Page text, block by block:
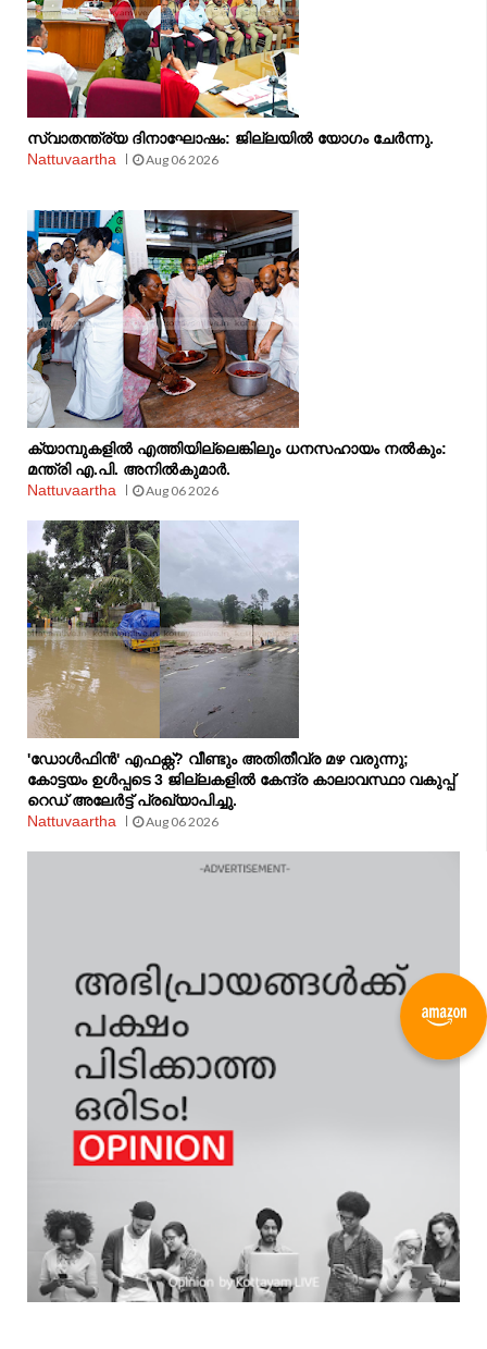
സ്വാതന്ത്ര്യ ദിനാഘോഷം: ജില്ലയിൽ യോഗം ചേർന്നു.
Nattuvaartha
Aug 06 2026
ക്യാമ്പുകളിൽ എത്തിയില്ലെങ്കിലും ധനസഹായം നൽകും:
മന്ത്രി എ.പി. അനിൽകുമാർ.
Nattuvaartha
Aug 06 2026
'ഡോൾഫിൻ' എഫക്റ്റ്? വീണ്ടും അതിതീവ്ര മഴ വരുന്നു;
കോട്ടയം ഉൾപ്പടെ 3 ജില്ലകളിൽ കേന്ദ്ര കാലാവസ്ഥാ വകുപ്പ്
റെഡ് അലേർട്ട് പ്രഖ്യാപിച്ചു.
Nattuvaartha
Aug 06 2026